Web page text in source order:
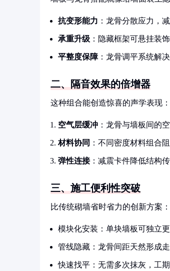
抗变形能力 ：龙骨分散应力，
承重升级 ：隐藏框架可悬挂装
平整度保障：龙骨调平系统解
二、隔音效果的倍增器
这种组合能创造惊喜的声学表现：
空气层缓冲 ：龙骨与墙板间的
材料协同 ：不同密度材料组合
弹性连接：减震卡件降低结构
三、施工便利性突破
比传统砌墙省时省力的创新方案：
模块化安装：单块墙板可独立
管线隐藏：龙骨间距天然形成
快速找平：无需多次抹灰，工